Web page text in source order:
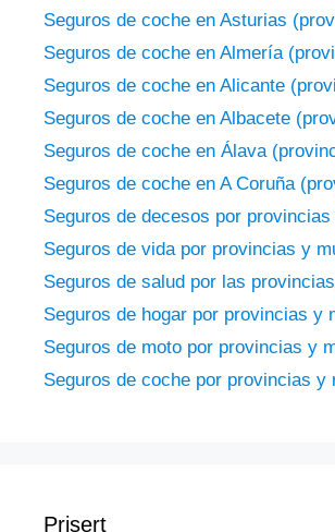
Seguros de coche en Asturias
Seguros de coche en Almería
Seguros de coche en Alicante
Seguros de coche en Albacete
Seguros de coche en Álava
Seguros de coche en A Coruña
Seguros de decesos por
Seguros de vida por provincias y
Seguros de salud por las
Seguros de hogar por provincias y
Seguros de moto por provincias y
Seguros de coche por provincias y
Prisert